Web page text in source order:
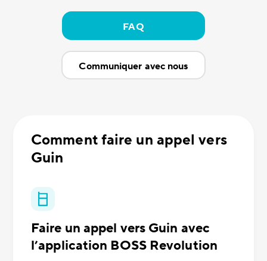
FAQ
Communiquer avec nous
Comment faire un appel vers
Guin
Faire un appel vers Guin avec
l’application BOSS Revolution